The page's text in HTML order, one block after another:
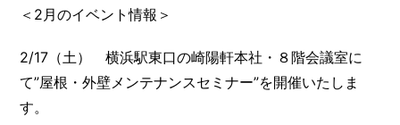
＜2月のイベント情報＞
2/17（土） 横浜駅東口の崎陽軒本社・８階会議室に
て”屋根・外壁メンテナンスセミナー”を開催いたしま
す。